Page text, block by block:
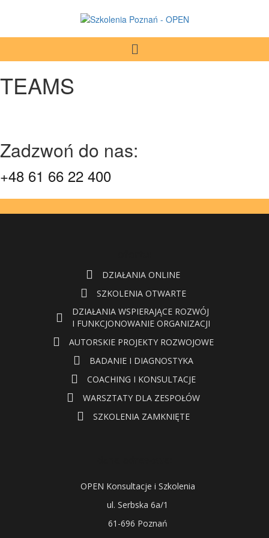
TEAMS
Zadzwoń do nas:
+48 61 66 22 400
DZIAŁANIA ONLINE
SZKOLENIA OTWARTE
DZIAŁANIA WSPIERAJĄCE ROZWÓJ
I FUNKCJONOWANIE ORGANIZACJI
AUTORSKIE PROJEKTY ROZWOJOWE
BADANIE I DIAGNOSTYKA
COACHING I KONSULTACJE
WARSZTATY DLA ZESPOŁÓW
SZKOLENIA ZAMKNIĘTE
OPEN Konsultacje i Szkolenia
ul. Serbska 6a/1
61-696 Poznań